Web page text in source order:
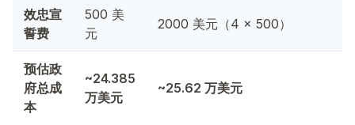
效忠宣
誓费
500 美
元
2000 美元（4 × 500）
预估政
府总成
本
~24.385
万美元
~25.62 万美元